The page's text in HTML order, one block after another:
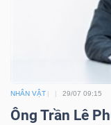
NHÂN VẬT 29/07 09:15
Ông Trần Lê